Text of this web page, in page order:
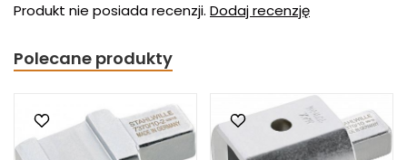
Produkt nie posiada recenzji. Dodaj recenzję
Polecane produkty